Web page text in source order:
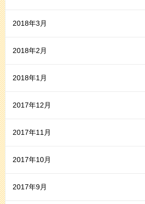
2018年3月
2018年2月
2018年1月
2017年12月
2017年11月
2017年10月
2017年9月